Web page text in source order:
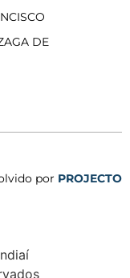
DE
por PROJECTO